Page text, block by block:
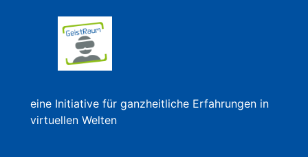
eine Initiative für ganzheitliche Erfahrungen in
virtuellen Welten